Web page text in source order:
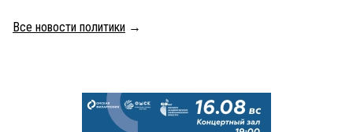
Все новости политики →